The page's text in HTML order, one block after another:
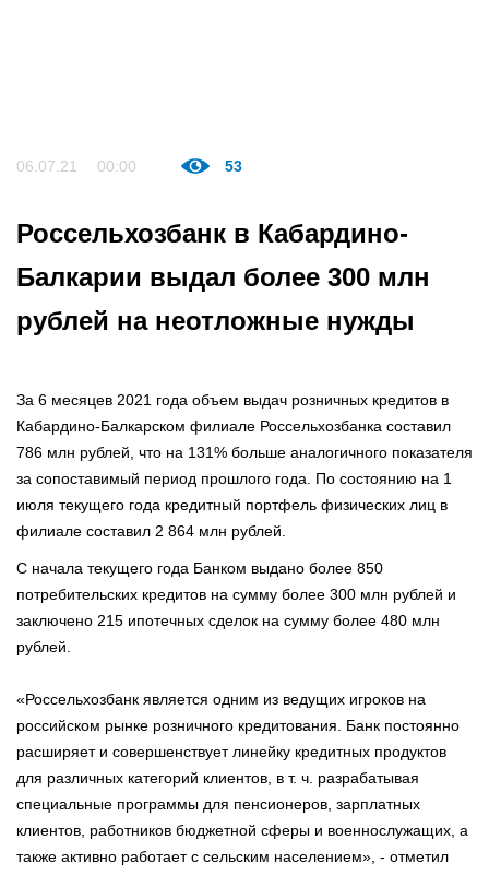
06.07.21 00:00 53
Россельхозбанк в Кабардино-
Балкарии выдал более 300 млн
рублей на неотложные нужды
За 6 месяцев 2021 года объем выдач розничных кредитов в
Кабардино-Балкарском филиале Россельхозбанка составил
786 млн рублей, что на 131% больше аналогичного показателя
за сопоставимый период прошлого года. По состоянию на 1
июля текущего года кредитный портфель физических лиц в
филиале составил 2 864 млн рублей.
С начала текущего года Банком выдано более 850
потребительских кредитов на сумму более 300 млн рублей и
заключено 215 ипотечных сделок на сумму более 480 млн
рублей.
«Россельхозбанк является одним из ведущих игроков на
российском рынке розничного кредитования. Банк постоянно
расширяет и совершенствует линейку кредитных продуктов
для различных категорий клиентов, в т. ч. разрабатывая
специальные программы для пенсионеров, зарплатных
клиентов, работников бюджетной сферы и военнослужащих, а
также активно работает с сельским населением», - отметил